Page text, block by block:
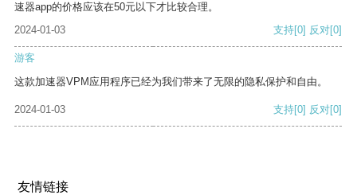
速器app的价格应该在50元以下才比较合理。
2024-01-03
支持[0] 反对[0]
游客
这款加速器VPM应用程序已经为我们带来了无限的隐私保护和自由。
2024-01-03 支持[0] 反对[0]
友情链接